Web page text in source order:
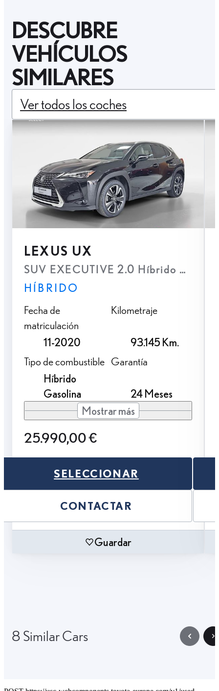
DESCUBRE
VEHÍCULOS
SIMILARES
Ver todos los coches
LEXUS UX
SUV EXECUTIVE 2.0 Híbrido
HÍBRIDO
Fecha de
matriculación
11-2020
Kilometraje
93.145 Km.
Tipo de combustible
Híbrido
Gasolina
Garantía
24 Meses
Mostrar más
25.990,00 €
SELECCIONAR
CONTACTAR
Guardar
8 Similar Cars